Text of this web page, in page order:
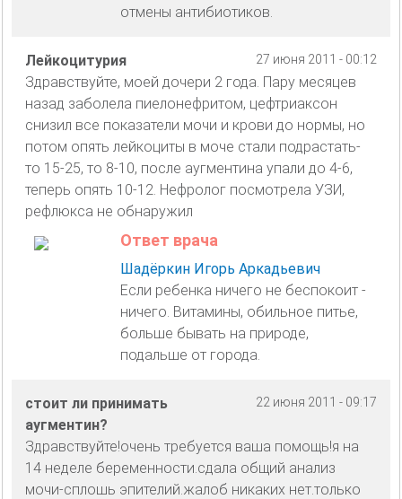
отмены антибиотиков.
27 июня 2011 - 00:12
Лейкоцитурия
Здравствуйте, моей дочери 2 года. Пару месяцев
назад заболела пиелонефритом, цефтриаксон
снизил все показатели мочи и крови до нормы, но
потом опять лейкоциты в моче стали подрастать-
то 15-25, то 8-10, после аугментина упали до 4-6,
теперь опять 10-12. Нефролог посмотрела УЗИ,
рефлюкса не обнаружил
Ответ врача
Шадёркин Игорь Аркадьевич
Если ребенка ничего не беспокоит -
ничего. Витамины, обильное питье,
больше бывать на природе,
подальше от города.
22 июня 2011 - 09:17
стоит ли принимать
аугментин?
Здравствуйте!очень требуется ваша помощь!я на
14 неделе беременности.сдала общий анализ
мочи-сплошь эпителий.жалоб никаких нет.только